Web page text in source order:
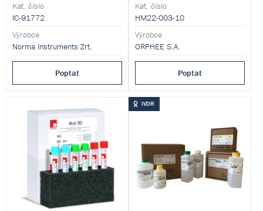
Kat. číslo
IC-91772
Výrobce
Norma Instruments Zrt.
Poptat
Kat. číslo
HM22-003-10
Výrobce
ORPHEE S.A.
Poptat
IVDR